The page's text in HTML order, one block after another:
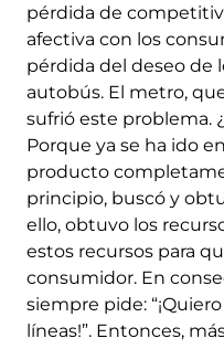
pérdida de
afectiva con los
pérdida del deseo de
autobús. El metro,
sufrió este problema.
Porque ya se ha ido
producto
principio, buscó y
ello, obtuvo los
estos recursos para
consumidor. En
siempre pide:
líneas!”. Entonces,